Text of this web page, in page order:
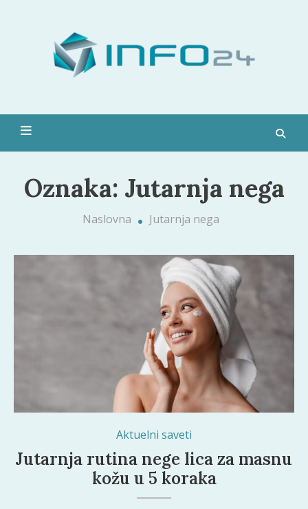
toga
Oznaka: Jutarnja nega
Naslovna Jutarnja nega
Aktuelni saveti
Jutarnja rutina nege lica za masnu
kožu u 5 koraka